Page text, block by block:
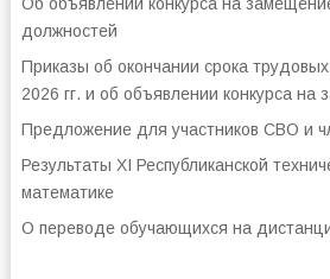
Об объявлении конкурса на
должностей
Приказы об окончании срока
2026 гг. и об объявлении конкурса на
Предложение для участников СВО и
Результаты XI Республиканской
математике
О переводе обучающихся на